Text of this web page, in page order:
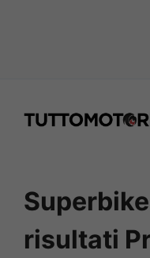
risultati